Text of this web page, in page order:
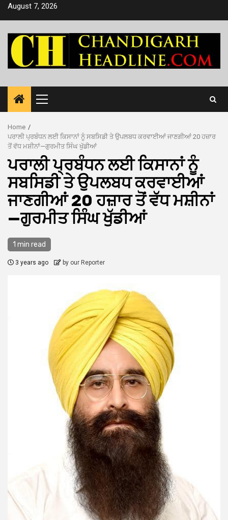
SkipAugust 7, 2026
Primary
Menu
Home
ਪਰਾਲੀ ਪ੍ਰਬੰਧਨ ਲਈ ਕਿਸਾਨਾਂ ਨੂੰ ਸਬਸਿਡੀ ਤੇ ਉਪਲਬਧ ਕਰਵਾਈਆਂ ਜਾਣਗੀਆਂ 20 ਹਜ਼ਾਰ
ਤੋਂ ਵੱਧ ਮਸ਼ੀਨਾਂ—ਗੁਰਮੀਤ ਸਿੰਘ ਖੁੱਡੀਆਂ
ਪਰਾਲੀ ਪ੍ਰਬੰਧਨ ਲਈ ਕਿਸਾਨਾਂ ਨੂੰ
ਸਬਸਿਡੀ ਤੇ ਉਪਲਬਧ ਕਰਵਾਈਆਂ
ਜਾਣਗੀਆਂ 20 ਹਜ਼ਾਰ ਤੋਂ ਵੱਧ ਮਸ਼ੀਨਾਂ
—ਗੁਰਮੀਤ ਸਿੰਘ ਖੁੱਡੀਆਂ
1 min read
3 years ago by our Reporter